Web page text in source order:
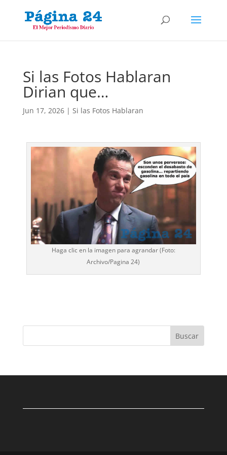
Si las Fotos Hablaran
Dirian que…
Jun 17, 2026| Si las Fotos Hablaran
Haga clic en la imagen para agrandar (Foto:
Archivo/Pagina 24)
Buscar